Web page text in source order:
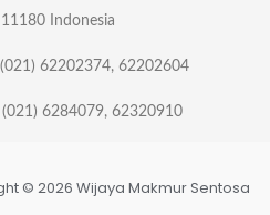
11180 Indonesia
(021) 62202374, 62202604
6284079, 62320910
© 2026 Wijaya Makmur Sentosa